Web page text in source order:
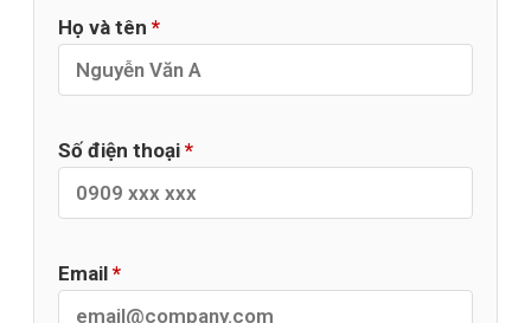
Họ và tên *
Số điện thoại *
Email *